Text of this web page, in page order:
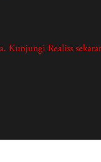
Realiss